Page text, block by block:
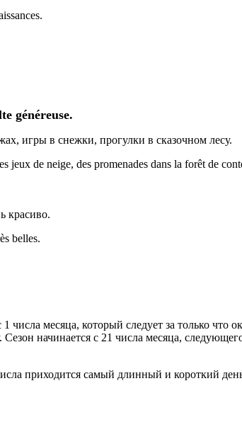
généreuse.
игры в снежки, прогулки в сказочном лесу.
jeux de neige, des promenades dans la forêt de
красиво.
belles.
месяца, который следует за только что
начинается с 21 числа месяца,
приходится самый длинный и короткий